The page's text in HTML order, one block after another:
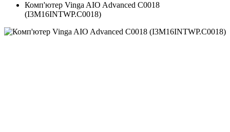
Комп'ютер Vinga AIO Advanced C0018
(I3M16INTWP.C0018)